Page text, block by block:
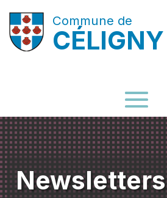
Commune de
CÉLIGNY
Newsletters